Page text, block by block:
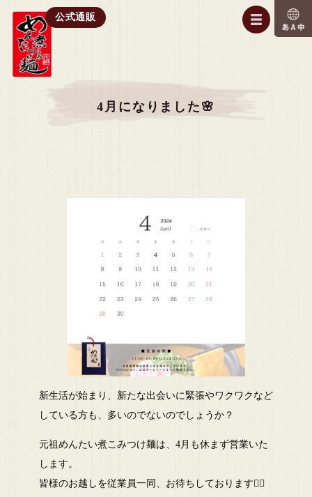
公式通販
4月になりました🌸
新生活が始まり、新たな出会いに緊張やワクワクなど
している方も、多いのでないのでしょうか？
元祖めんたい煮こみつけ麺は、4月も休まず営業いた
します。
皆様のお越しを従業員一同、お待ちしております🙆‍♀️